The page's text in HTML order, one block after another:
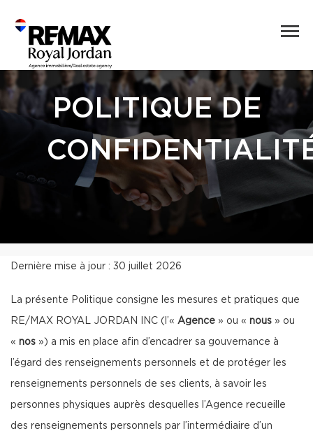
POLITIQUE DE
Dernière mise à jour : 30 juillet 2026
La présente Politique consigne les mesures et pratiques que
RE/MAX ROYAL JORDAN INC (l’« Agence » ou « nous » ou
« nos ») a mis en place afin d’encadrer sa gouvernance à
l’égard des renseignements personnels et de protéger les
renseignements personnels de ses clients, à savoir les
personnes physiques auprès desquelles l’Agence recueille
des renseignements personnels par l’intermédiaire d’un